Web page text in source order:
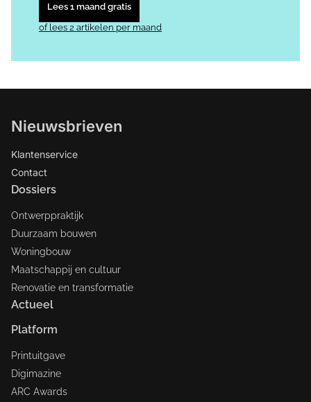
Lees 1 maand gratis
of lees 2 artikelen per maand
Nieuwsbrieven
Klantenservice
Contact
Dossiers
Ontwerppraktijk
Duurzaam bouwen
Woningbouw
Maatschappij en cultuur
Renovatie en transformatie
Actueel
Platform
Printuitgave
Digimazine
ARC Awards